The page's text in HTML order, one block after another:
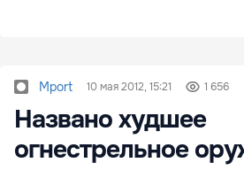
Mport 10 мая 2012, 15:21 1 656
Названо худшее
огнестрельное